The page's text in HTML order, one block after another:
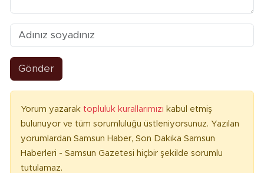
Gönder
Yorum yazarak topluluk kurallarımızı kabul etmiş
bulunuyor ve tüm sorumluluğu üstleniyorsunuz. Yazılan
yorumlardan Samsun Haber, Son Dakika Samsun
Haberleri - Samsun Gazetesi hiçbir şekilde sorumlu
tutulamaz.